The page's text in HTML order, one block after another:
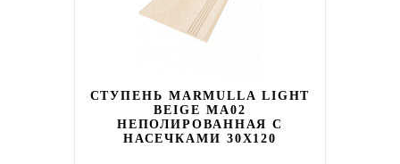
СТУПЕНЬ MARMULLA LIGHT
BEIGE MA02
НЕПОЛИРОВАННАЯ С
НАСЕЧКАМИ 30X120